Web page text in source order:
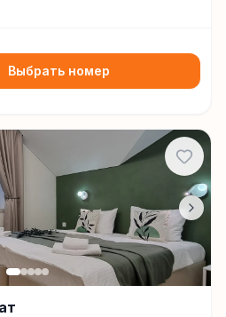
Выбрать номер